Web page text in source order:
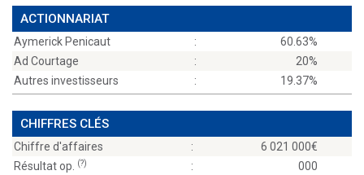
ACTIONNARIAT
Aymerick Penicaut :
60.63%
Ad Courtage
:
20%
Autres investisseurs
: 19.37%
CHIFFRES CLÉS
Chiffre d'affaires :
6 021 000
Résultat op.
(?) :
000